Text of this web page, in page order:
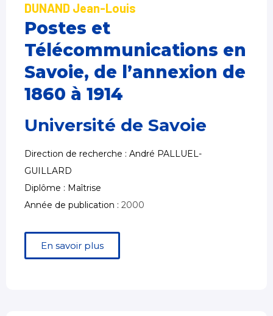
DUNAND Jean-Louis
Postes et
Télécommunications en
Savoie, de l’annexion de
1860 à 1914
Université de Savoie
Direction de recherche : André PALLUEL-
GUILLARD
Diplôme : Maîtrise
Année de publication : 2000
En savoir plus